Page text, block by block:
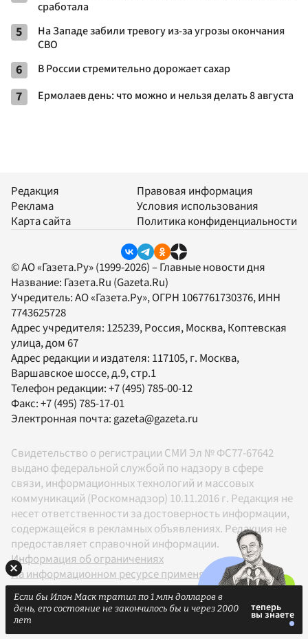
сработала
5
На Западе забили тревогу из-за угрозы окончания
СВО
6 В России стремительно дорожает сахар
7 Ермолаев день: что можно и нельзя делать 8 августа
Редакция
Реклама
Карта сайта
Правовая информация
Условия использования
Политика конфиденциальности
© АО «Газета.Ру» (1999-2026) – Главные новости дня
Название: Газета.Ru (Gazeta.Ru)
Учредитель:АО «Газета.Ру», ОГРН 1067761730376, ИНН
7743625728
Адрес учредителя: 125239, Россия, Москва, Коптевская
улица, дом 67
Адрес редакции и издателя: 117105, г. Москва,
Варшавское шоссе, д.9, стр.1
Телефон редакции:+7 (495) 785-00-12
Факс:+7 (495) 785-17-01
Электронная почта: gazeta@gazeta.ru
Свидетельство о регистрации СМИ Эл № ФС77-67642
выдано федеральной службой по надзору в сфере
связи, информационных технологий и массовых
коммуникаций (Роскомнадзор) 10.11.2016 г. Редакция не
несет ответственности за достоверность информации,
содержащейся в рекламных объявлениях. Редакция не
предоставляет справочной информации.
Информация об ограничениях
На информационном ресурсе применяются
рекомендательные технологии в соответствии с
Правилами
Если бы Илон Маск тратил по 1 млн долларов в
день, его состояние не закончилось бы и через 2000
лет